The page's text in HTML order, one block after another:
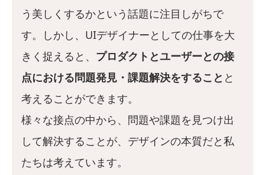
う美しくするかという話題に注目しがちで
す。しかし、UIデザイナーとしての仕事を大
きく捉えると、 プロダクトとユーザーとの接
点における問題発見・課題解決をすること と
考えることができます。
様々な接点の中から、問題や課題を見つけ出
して解決することが、デザインの本質だと私
たちは考えています。